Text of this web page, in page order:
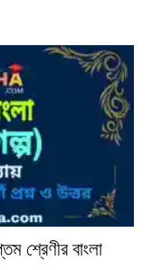
শ্রেণীর বাংলা